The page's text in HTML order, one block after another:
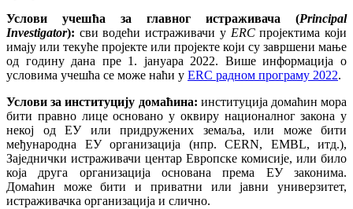
Услови учешћа за главног истраживача (Principal
Investigator): сви водећи истраживачи у ERCпројектима који
имају или текуће пројекте или пројекте који су завршени мање
од годину дана пре 1. јануара 2022. Више информација о
условима учешћа се може наћи у ERC радном програму 2022.
Услови за институцију домаћина: институција домаћин мора
бити правно лице основано у оквиру националног закона у
некој од ЕУ или придружених земаља, или може бити
међународна ЕУ организација (нпр. CERN, EMBL, итд.),
Заједнички истраживачи центар Европске комисије, или било
која друга организација основана према ЕУ законима.
Домаћин може бити и приватни или јавни универзитет,
истраживачка организација и слично.